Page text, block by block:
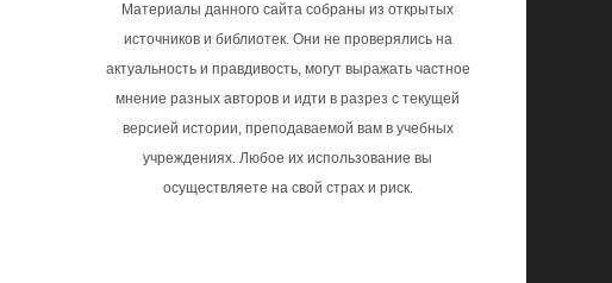
Материалы данного сайта собраны из открытых
источников и библиотек. Они не проверялись на
актуальность и правдивость, могут выражать частное
мнение разных авторов и идти в разрез с текущей
версией истории, преподаваемой вам в учебных
учреждениях. Любое их использование вы
осуществляете на свой страх и риск.